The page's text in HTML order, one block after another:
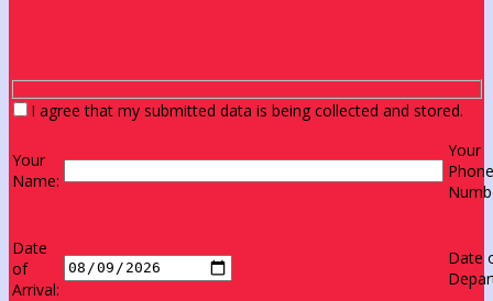
I agree that my submitted data is being collected and stored.
Your
Name:
Your
Phone
Date
of
Arrival:
Date